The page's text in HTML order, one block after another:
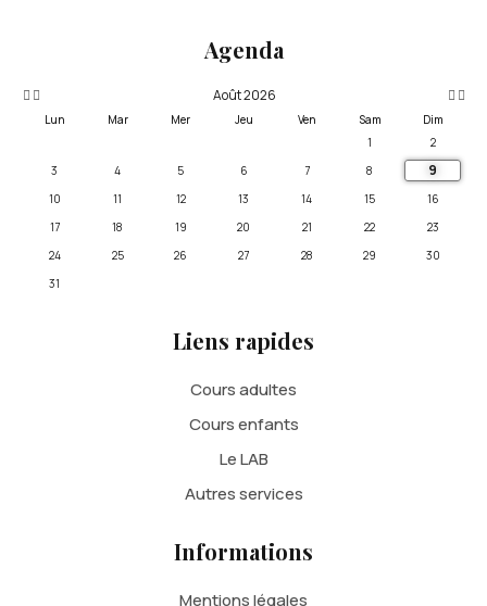
Agenda
Août 2026
Lun Mar Mer Jeu Ven Sam
Dim
1
2
3
4 5 6 7 8 9
10 11 12 13 14 15
16
17
18 19 20 21 22
23
24
25 26 27 28 29
30
31
Liens rapides
Cours adultes
Cours enfants
Le LAB
Autres services
Informations
Mentions légales